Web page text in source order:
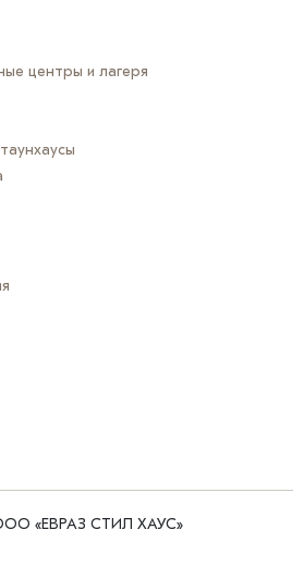
центры и лагеря
«ЕВРАЗ СТИЛ ХАУС»